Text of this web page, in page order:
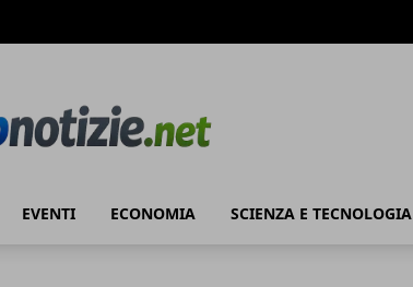
EVENTI ECONOMIA SCIENZA E TECNOLOGIA